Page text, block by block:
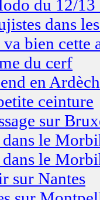
du 12/13
dans
bien cette
du cerf
en
ceinture
sur
le
le
sur Nantes